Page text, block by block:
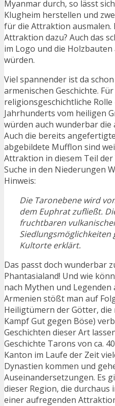
Myanmar durch, so lässt
Klugheim herstellen und
für die Attraktion ausmalen.
Attraktion dazu? Auch das
im Logo und die
würden.
Viel spannender ist da
armenischen Geschichte.
religionsgeschichtliche
Jahrhunderts vom heiligen
würden auch wunderbar
Auch die bereits
abgebildete Mufflon sind
Attraktion in diesem Teil
Suche in den Niederungen
Hinweis:
Die Taronebene wird
dem Euphrat zufließt.
fruchtbaren
Siedlungsmöglichkeiten
Kultorte erklärt.
Das passt doch wunderbar
Phantasialand! Und wie
nach Mythen und
Armenien stößt man auf
Heiligtümern der Götter,
Kampf Gut gegen Böse)
Geschichten dieser Art
Geschichte Tarons von ca.
Kanton im Laufe der Zeit
Dynastien kommen und
Auseinandersetzungen. Es
dieser Region, die
einer aufregenden